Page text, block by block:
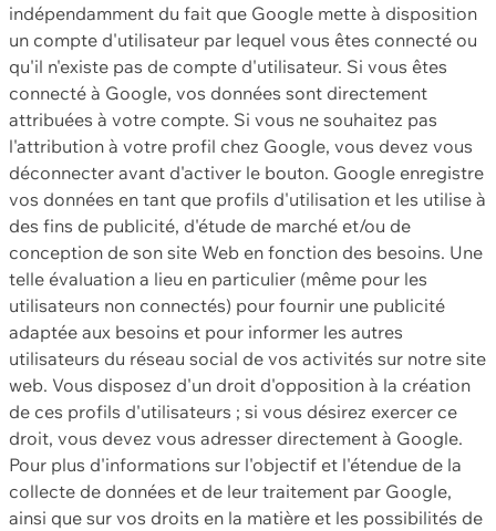
indépendamment du fait que Google mette à disposition
un compte d'utilisateur par lequel vous êtes connecté ou
qu'il n'existe pas de compte d'utilisateur. Si vous êtes
connecté à Google, vos données sont directement
attribuées à votre compte. Si vous ne souhaitez pas
l'attribution à votre profil chez Google, vous devez vous
déconnecter avant d'activer le bouton. Google enregistre
vos données en tant que profils d'utilisation et les utilise à
des fins de publicité, d'étude de marché et/ou de
conception de son site Web en fonction des besoins. Une
telle évaluation a lieu en particulier (même pour les
utilisateurs non connectés) pour fournir une publicité
adaptée aux besoins et pour informer les autres
utilisateurs du réseau social de vos activités sur notre site
web. Vous disposez d'un droit d'opposition à la création
de ces profils d'utilisateurs ; si vous désirez exercer ce
droit, vous devez vous adresser directement à Google.
Pour plus d'informations sur l'objectif et l'étendue de la
collecte de données et de leur traitement par Google,
ainsi que sur vos droits en la matière et les possibilités de